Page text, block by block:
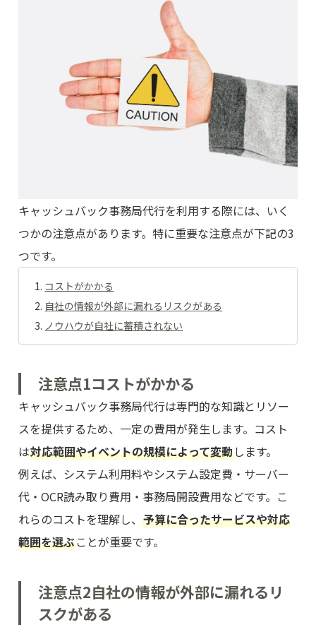
キャッシュバック事務局代行を利用する際には、いく
つかの注意点があります。特に重要な注意点が下記の3
つです。
コストがかかる
自社の情報が外部に漏れるリスクがある
ノウハウが自社に蓄積されない
注意点1コストがかかる
キャッシュバック事務局代行は専門的な知識とリソー
スを提供するため、一定の費用が発生します。コスト
は対応範囲やイベントの規模によって変動します。
例えば、システム利⽤料やシステム設定費・サーバー
代・OCR読み取り費⽤・事務局開設費用などです。こ
れらのコストを理解し、予算に合ったサービスや対応
範囲を選ぶことが重要です。
注意点2自社の情報が外部に漏れるリ
スクがある